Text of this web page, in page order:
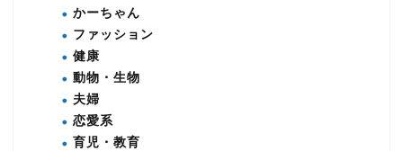
かーちゃん
ファッション
健康
動物・生物
夫婦
恋愛系
育児・教育